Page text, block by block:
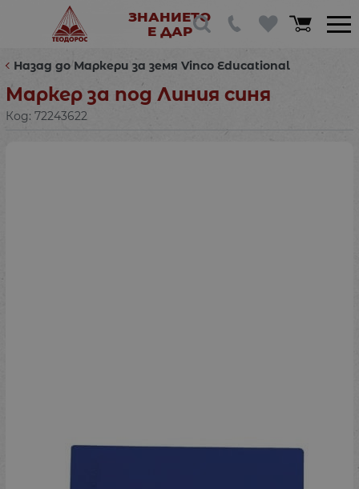
ЗНАНИЕТО
Е ДАР
Назад до Маркери за земя Vinco Educational
Маркер за под Линия синя
Код: 72243622